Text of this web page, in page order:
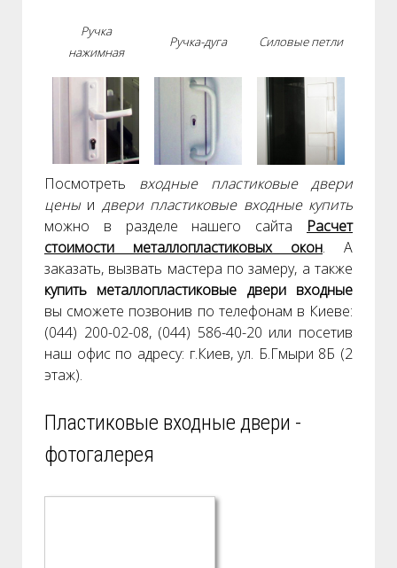
Ручка
нажимная
Ручка-дуга Силовые петли
Посмотреть входные пластиковые двери
ценыи двери пластиковые входные купить
можно в разделе нашего сайта Расчет
стоимости металлопластиковых окон. А
заказать, вызвать мастера по замеру, а также
купить металлопластиковые двери входные
вы сможете позвонив по телефонам в Киеве:
(044) 200-02-08, (044) 586-40-20 или посетив
наш офис по адресу: г.Киев, ул. Б.Гмыри 8Б (2
этаж).
Пластиковые входные двери -
фотогалерея